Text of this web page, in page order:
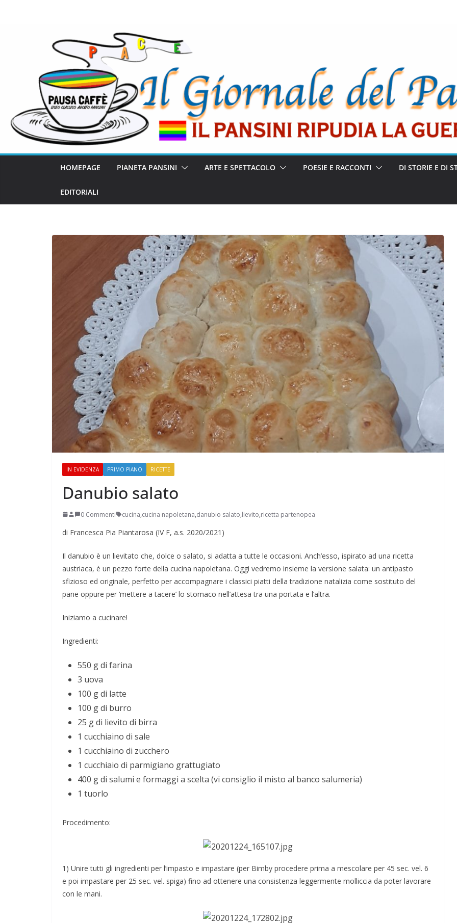
HOMEPAGE PIANETA PANSINI ARTE E SPETTACOLO POESIE E RACCONTI DI STORIE E DI
EDITORIALI
IN EVIDENZA PRIMO PIANO RICETTE
Danubio salato
0 Commenti cucina,cucina napoletana,danubio salato,lievito,ricetta partenopea
di Francesca Pia Piantarosa (IV F, a.s. 2020/2021)
Il danubio è un lievitato che, dolce o salato, si adatta a tutte le occasioni. Anch’esso, ispirato ad una ricetta
austriaca, è un pezzo forte della cucina napoletana. Oggi vedremo insieme la versione salata: un antipasto
sfizioso ed originale, perfetto per accompagnare i classici piatti della tradizione natalizia come sostituto del
pane oppure per ‘mettere a tacere’ lo stomaco nell’attesa tra una portata e l’altra.
Iniziamo a cucinare!
Ingredienti:
550 g di farina
3 uova
100 g di latte
100 g di burro
25 g di lievito di birra
1 cucchiaino di sale
1 cucchiaino di zucchero
1 cucchiaio di parmigiano grattugiato
400 g di salumi e formaggi a scelta (vi consiglio il misto al banco salumeria)
1 tuorlo
Procedimento:
1) Unire tutti gli ingredienti per l’impasto e impastare (per Bimby procedere prima a mescolare per 45 sec. vel. 6
e poi impastare per 25 sec. vel. spiga) fino ad ottenere una consistenza leggermente molliccia da poter lavorare
con le mani.
Incontro sul referendum per la riforma della
magistratura
L’ANNO DEI CINECOMICS: 2026 TRA FILM E
SERIE TV
Perle dei prof #38